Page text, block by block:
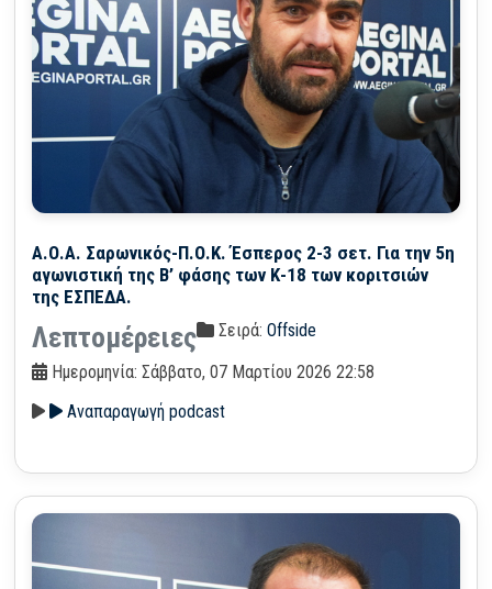
Α.Ο.Α. Σαρωνικός-Π.Ο.Κ. Έσπερος 2-3 σετ. Για την 5η
αγωνιστική της Β’ φάσης των Κ-18 των κοριτσιών
της ΕΣΠΕΔΑ.
Λεπτομέρειες Σειρά:Offside
Ημερομηνία: Σάββατο, 07 Μαρτίου 2026 22:58
Αναπαραγωγή podcast